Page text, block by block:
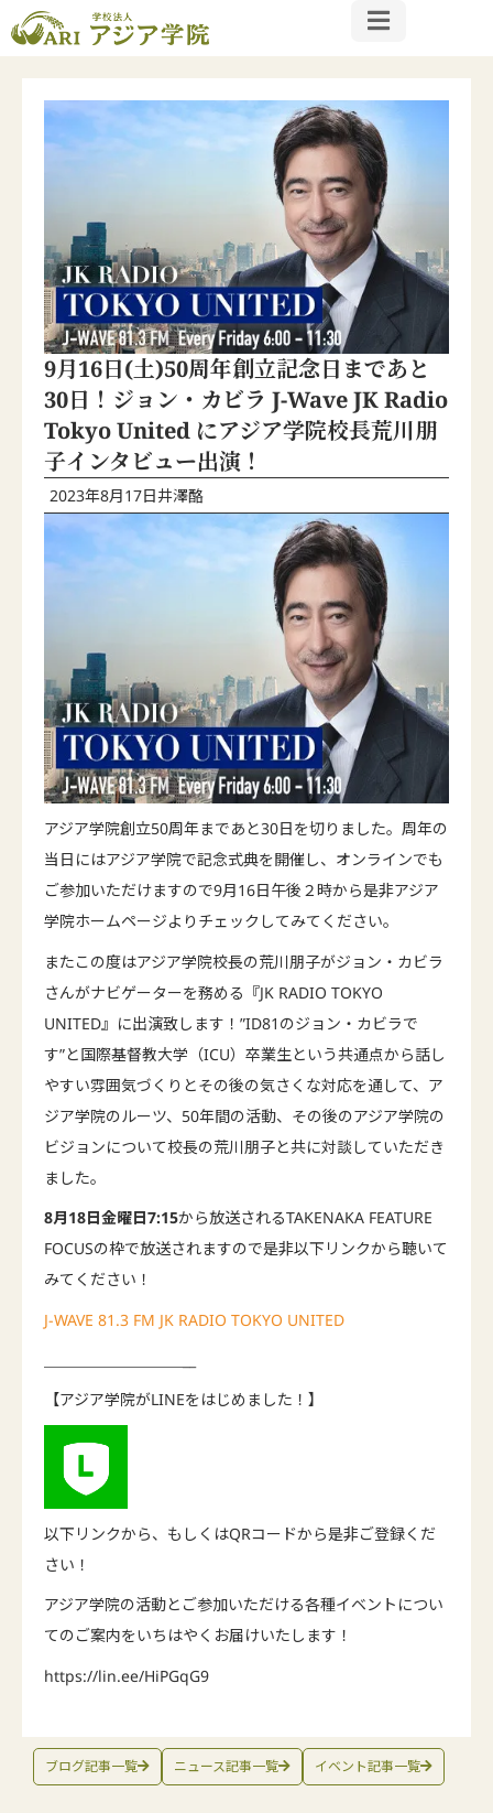
9月16日(土)50周年創立記念日まであと
30日！ジョン・カビラ J-Wave JK Radio
Tokyo United にアジア学院校長荒川朋
子インタビュー出演！
2023年8月17日井澤酪
アジア学院創立50周年まであと30日を切りました。周年の
当日にはアジア学院で記念式典を開催し、オンラインでも
ご参加いただけますので9月16日午後２時から是非アジア
学院ホームページよりチェックしてみてください。
またこの度はアジア学院校長の荒川朋子がジョン・カビラ
さんがナビゲーターを務める『JK RADIO TOKYO
UNITED』に出演致します！”ID81のジョン・カビラで
す”と国際基督教大学（ICU）卒業生という共通点から話し
やすい雰囲気づくりとその後の気さくな対応を通して、ア
ジア学院のルーツ、50年間の活動、その後のアジア学院の
ビジョンについて校長の荒川朋子と共に対談していただき
ました。
8月18日金曜日7:15から放送されるTAKENAKA FEATURE
FOCUSの枠で放送されますので是非以下リンクから聴いて
みてください！
J-WAVE 81.3 FM JK RADIO TOKYO UNITED
【アジア学院がLINEをはじめました！】
以下リンクから、もしくはQRコードから是非ご登録くだ
さい！
アジア学院の活動とご参加いただける各種イベントについ
てのご案内をいちはやくお届けいたします！
https://lin.ee/HiPGqG9
ブログ記事一覧 ニュース記事一覧 イベント記事一覧